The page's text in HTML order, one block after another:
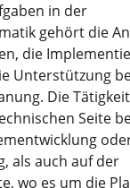
in der
gehört die
die
Unterstützung
Die
Seite
als auch auf der
wo es um die